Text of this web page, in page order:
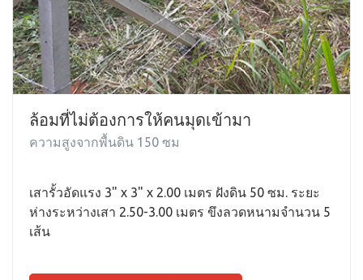
ล้อมที่ไม่ต้องการให้คนมุดเข้ามา
ความสูงจากพื้นดิน 150 ซม
เสารั้วอัดแรง 3" x 3" x 2.00 เมตร ฝังดิน 50 ซม. ระยะ
ห่างระหว่างเสา 2.50-3.00 เมตร ขึงลวดหนามจำนวน 5
เส้น